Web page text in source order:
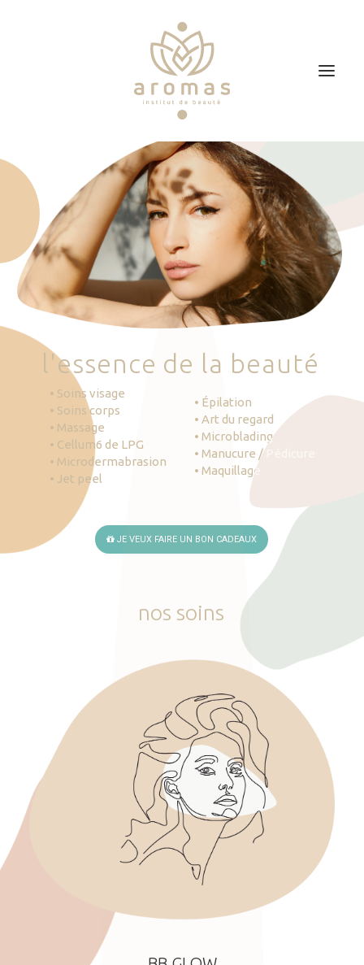
Soins
Je veux faire un bon cadeau
Plan d’accès
Prendre RDV
'essence de la beauté
• Soins visage
• Soins corps
• Massage
• Cellum6 de LPG
• Microdermabrasion
• Jet peel
• Épilation
• Art du regard
• Microblading
• Manucure / Pédicure
• Maquillage
JE VEUX FAIRE UN BON CADEAUX
nos soins